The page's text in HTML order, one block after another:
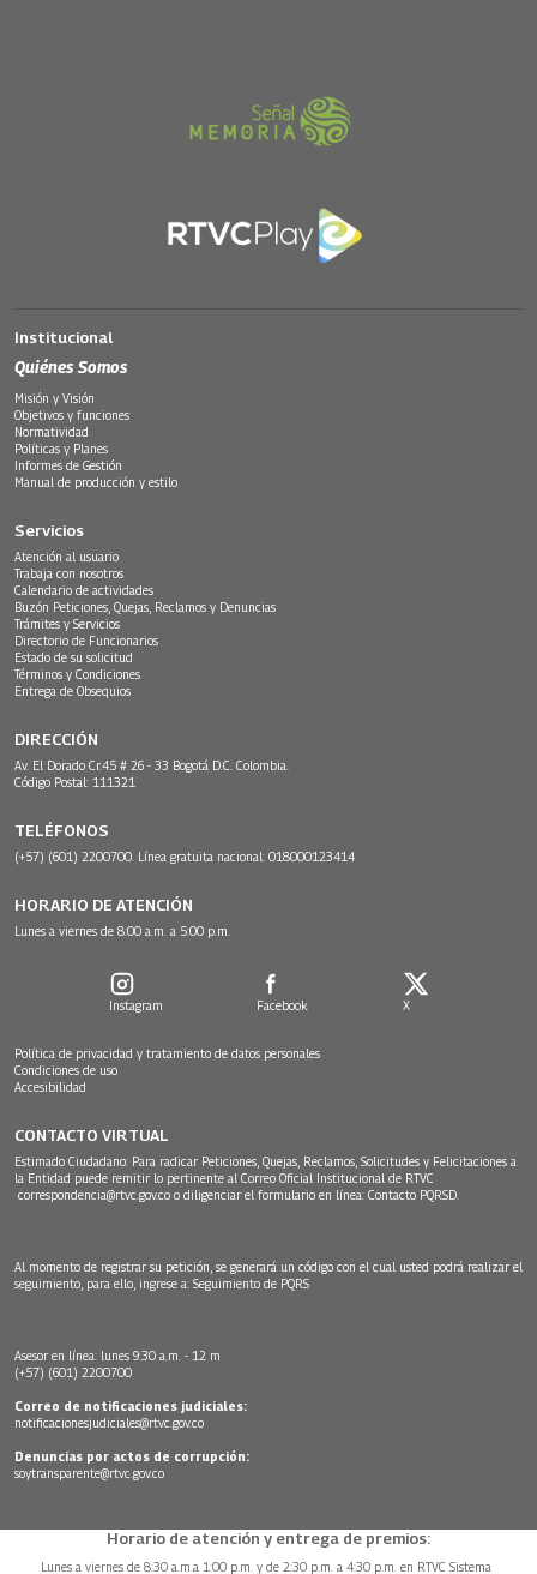
Institucional
Quiénes Somos
Misión y Visión
Objetivos y funciones
Normatividad
Políticas y Planes
Informes de Gestión
Manual de producción y estilo
Servicios
Atención al usuario
Trabaja con nosotros
Calendario de actividades
Buzón Peticiones, Quejas, Reclamos y Denuncias
Trámites y Servicios
Directorio de Funcionarios
Estado de su solicitud
Términos y Condiciones
Entrega de Obsequios
DIRECCIÓN
Av. El Dorado Cr.45 # 26 - 33 Bogotá D.C. Colombia.
Código Postal: 111321
TELÉFONOS
(+57) (601) 2200700. Línea gratuita nacional: 018000123414
HORARIO DE ATENCIÓN
Lunes a viernes de 8:00 a.m. a 5:00 p.m.
Instagram Facebook X
Política de privacidad y tratamiento de datos personales
Condiciones de uso
Accesibilidad
CONTACTO VIRTUAL
Estimado Ciudadano: Para radicar Peticiones, Quejas, Reclamos, Solicitudes y Felicitaciones a
la Entidad puede remitir lo pertinente al Correo Oficial Institucional de RTVC
correspondencia@rtvc.gov.co o diligenciar el formulario en línea: Contacto PQRSD.
Al momento de registrar su petición, se generará un código con el cual usted podrá realizar el
seguimiento, para ello, ingrese a: Seguimiento de PQRS
Asesor en línea: lunes 9:30 a.m. - 12 m
(+57) (601) 2200700
Correo de notificaciones judiciales:
notificacionesjudiciales@rtvc.gov.co
Denuncias por actos de corrupción:
soytransparente@rtvc.gov.co
Horario de atención y entrega de premios:
Lunes a viernes de 8:30 a.m.a 1:00 p.m. y de 2:30 p.m. a 4:30 p.m. en RTVC Sistema